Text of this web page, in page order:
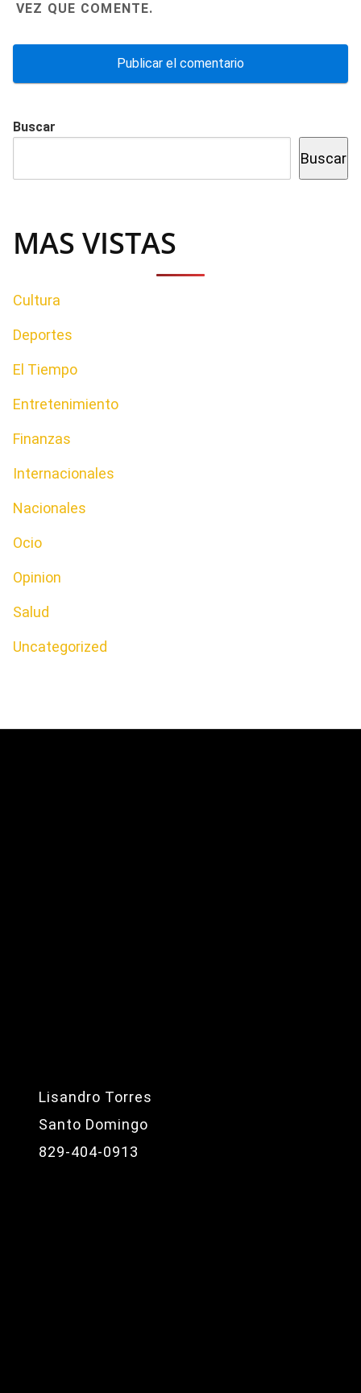
VEZ QUE COMENTE.
Buscar
Buscar
MAS VISTAS
Cultura
Deportes
El Tiempo
Entretenimiento
Finanzas
Internacionales
Nacionales
Ocio
Opinion
Salud
Uncategorized
Lisandro Torres
Santo Domingo
829-404-0913